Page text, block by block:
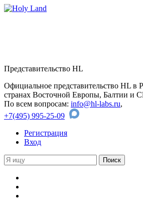
Представительство HL
Официальное представительство HL в
странах Восточной Европы, Балтии и
По всем вопросам: info@hl-labs.ru,
+7(495) 995-25-09
Регистрация
Вход